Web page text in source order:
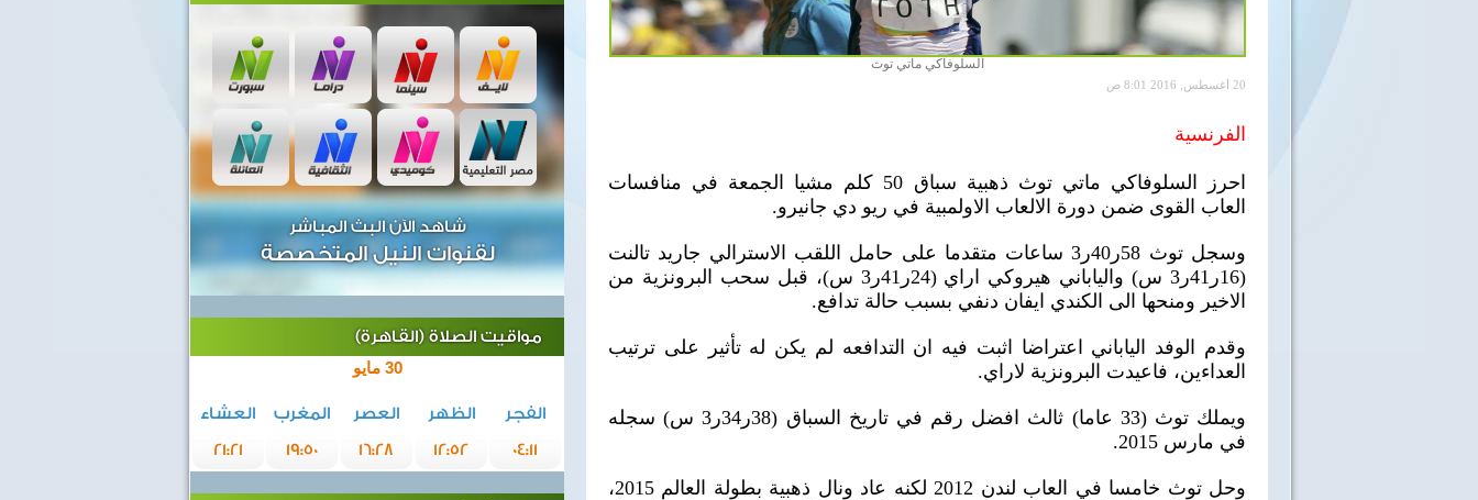
السلوفاكي ماتي توث
20 أغسطس, 2016 8:01 ص
الفرنسية
احرز السلوفاكي ماتي توث ذهبية سباق 50 كلم مشيا الجمعة في منافسات
العاب القوى ضمن دورة الالعاب الاولمبية في ريو دي جانيرو.
وسجل توث 58ر40ر3 ساعات متقدما على حامل اللقب الاسترالي جاريد تالنت
(16ر41ر3 س) والياباني هيروكي اراي (24ر41ر3 س)، قبل سحب البرونزية من
الاخير ومنحها الى الكندي ايفان دنفي بسبب حالة تدافع.
وقدم الوفد الياباني اعتراضا اثبت فيه ان التدافعه لم يكن له تأثير على ترتيب
العداءين، فاعيدت البرونزية لاراي.
ويملك توث (33 عاما) ثالث افضل رقم في تاريخ السباق (38ر34ر3 س) سجله
في مارس 2015.
وحل توث خامسا في العاب لندن 2012 لكنه عاد ونال ذهبية بطولة العالم 2015،
شاهد الآن البث المباشر
لقنوات النيل المتخصصة
مواقيت الصلاة (القاهرة)
30 مايو
الفجر الظهر العصر المغرب
العشاء
04:11
12:52
16:28
19:50
21:21